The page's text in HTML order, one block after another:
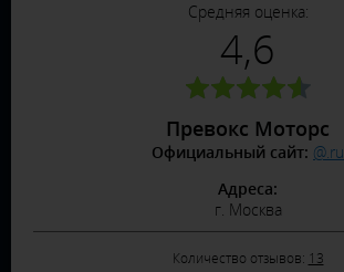
Средняя оценка:
4,6
Превокс Моторс
Официальный сайт: @.ru
Адреса:
г. Москва
Количество отзывов: 13